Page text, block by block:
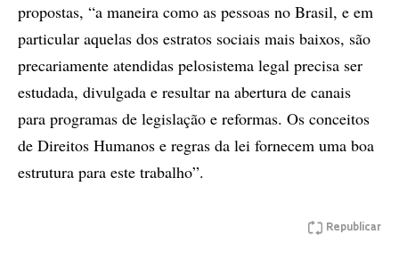
propostas, “a maneira como as pessoas no Brasil, e em
particular aquelas dos estratos sociais mais baixos, são
precariamente atendidas pelosistema legal precisa ser
estudada, divulgada e resultar na abertura de canais
para programas de legislação e reformas. Os conceitos
de Direitos Humanos e regras da lei fornecem uma boa
estrutura para este trabalho”.
Republicar